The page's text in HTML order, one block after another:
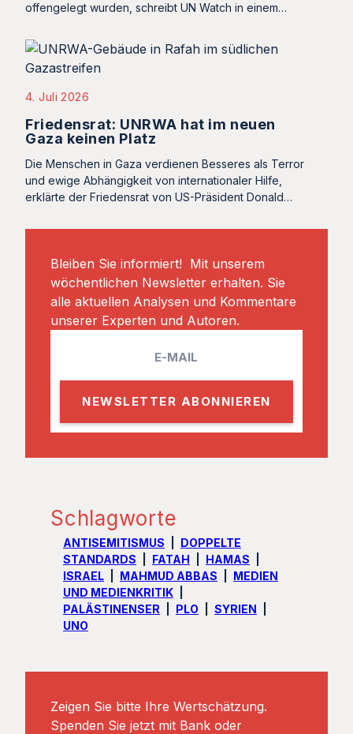
offengelegt wurden, schreibt UN Watch in einem…
4. Juli 2026
Friedensrat: UNRWA hat im neuen
Gaza keinen Platz
Die Menschen in Gaza verdienen Besseres als Terror
und ewige Abhängigkeit von internationaler Hilfe,
erklärte der Friedensrat von US-Präsident Donald…
Bleiben Sie informiert! Mit unserem
wöchentlichen Newsletter erhalten. Sie
alle aktuellen Analysen und Kommentare
unserer Experten und Autoren.
l
Schlagworte
ANTISEMITISMUS
DOPPELTE
STANDARDS
FATAH
HAMAS
ISRAEL
MAHMUD ABBAS
MEDIEN
UND MEDIENKRITIK
PALÄSTINENSER
PLO
SYRIEN
UNO
Zeigen Sie bitte Ihre Wertschätzung.
Spenden Sie jetzt mit Bank oder